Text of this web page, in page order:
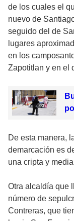
de los cuales el
nuevo de
seguido del de
lugares
en los
Zapotitlan y en el
De esta manera,
demarcación es
una cripta y
Otra alcaldía que
número de
Contreras, que